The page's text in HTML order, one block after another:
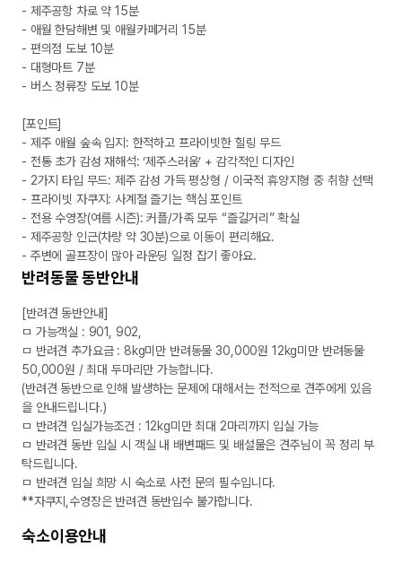
- 제주공항 차로 약 15분
- 애월 한담해변 및 애월카페거리 15분
- 편의점 도보 10분
- 대형마트 7분
- 버스 정류장 도보 10분
[포인트]
- 제주 애월 숲속 입지: 한적하고 프라이빗한 힐링 무드
- 전통 초가 감성 재해석: ‘제주스러움’ + 감각적인 디자인
- 2가지 타입 무드: 제주 감성 가득 평상형 / 이국적 휴양지형 중 취향 선택
- 프라이빗 자쿠지: 사계절 즐기는 핵심 포인트
- 전용 수영장(여름 시즌): 커플/가족 모두 “즐길거리” 확실
- 제주공항 인근(차량 약 30분)으로 이동이 편리해요.
- 주변에 골프장이 많아 라운딩 일정 잡기 좋아요.
반려동물 동반안내
[반려견 동반안내]
ㅁ 가능객실 : 901, 902,
ㅁ 반려견 추가요금 : 8kg미만 반려동물 30,000원 12kg미만 반려동물
50,000원 / 최대 두마리만 가능합니다.
(반려견 동반으로 인해 발생하는 문제에 대해서는 전적으로 견주에게 있음
을 안내드립니다.)
ㅁ 반려견 입실가능조건 : 12kg미만 최대 2마리까지 입실 가능
ㅁ 반려견 동반 입실 시 객실 내 배변패드 및 배설물은 견주님이 꼭 정리 부
탁드립니다.
ㅁ 반려견 입실 희망 시 숙소로 사전 문의 필수입니다.
**자쿠지,수영장은 반려견 동반입수 불가합니다.
숙소이용안내